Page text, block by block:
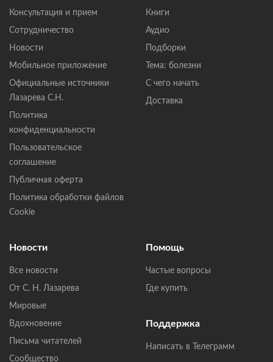
Консультация и прием
Сотрудничество
Новости
Мобильное приложение
Официальные источники
Лазарева С.Н.
Политика
конфиденциальности
Пользовательское
соглашение
Публичная оферта
Политика обработки файлов
Cookie
Книги
Аудио
Подборки
Тема: болезни
С чего начать
Доставка
Новости
Все новости
От С. Н. Лазарева
Мировые
Вдохновение
Письма читателей
Сообщество
Помощь
Частые вопросы
Где купить
Поддержка
Написать в Телеграмм